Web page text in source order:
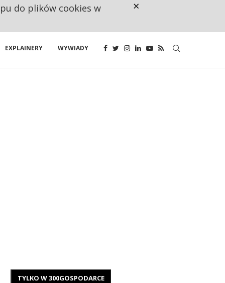
EXPLAINERY WYWIADY
TYLKO W 300GOSPODARCE
do plików cookies w ×